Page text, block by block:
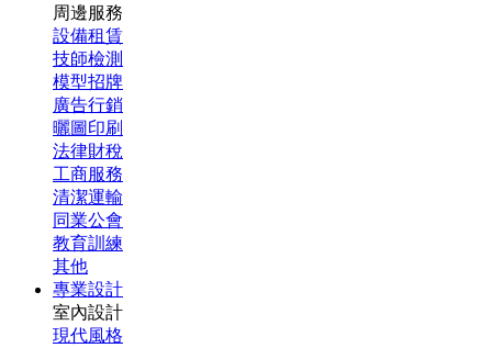
周邊服務
設備租賃
技師檢測
模型招牌
廣告行銷
曬圖印刷
法律財稅
工商服務
清潔運輸
同業公會
教育訓練
其他
專業設計
室內設計
現代風格